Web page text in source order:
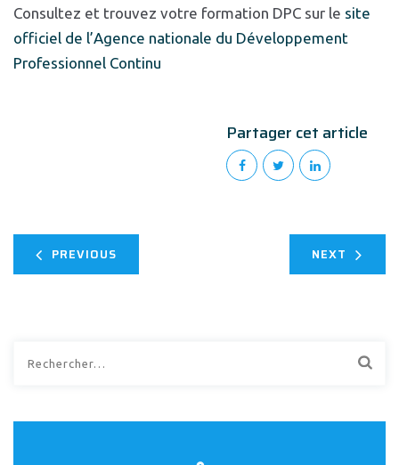
Consultez et trouvez votre formation DPC sur le site
officiel de l’Agence nationale du Développement
Professionnel Continu
Partager cet article
PREVIOUS NEXT